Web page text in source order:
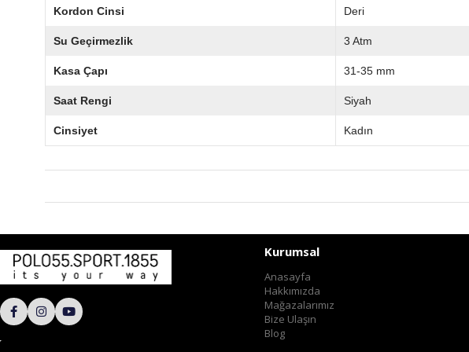
Kordon Cinsi Deri
Su Geçirmezlik 3 Atm
Kasa Çapı 31-35 mm
Saat Rengi Siyah
Cinsiyet Kadın
Kurumsal
Anasayfa
Hakkımızda
Mağazalarımız
Bize Ulaşın
Blog